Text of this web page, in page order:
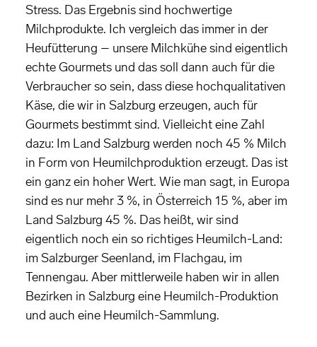
Stress. Das Ergebnis sind hochwertige
Milchprodukte. Ich vergleich das immer in der
Heufütterung – unsere Milchkühe sind eigentlich
echte Gourmets und das soll dann auch für die
Verbraucher so sein, dass diese hochqualitativen
Käse, die wir in Salzburg erzeugen, auch für
Gourmets bestimmt sind. Vielleicht eine Zahl
dazu: Im Land Salzburg werden noch 45 % Milch
in Form von Heumilchproduktion erzeugt. Das ist
ein ganz ein hoher Wert. Wie man sagt, in Europa
sind es nur mehr 3 %, in Österreich 15 %, aber im
Land Salzburg 45 %. Das heißt, wir sind
eigentlich noch ein so richtiges Heumilch-Land:
im Salzburger Seenland, im Flachgau, im
Tennengau. Aber mittlerweile haben wir in allen
Bezirken in Salzburg eine Heumilch-Produktion
und auch eine Heumilch-Sammlung.